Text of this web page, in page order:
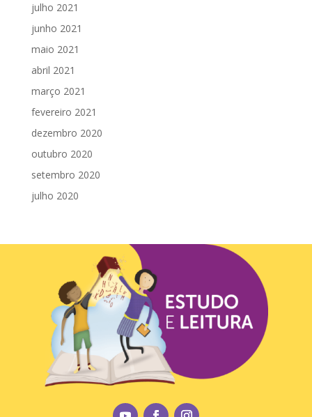
julho 2021
junho 2021
maio 2021
abril 2021
março 2021
fevereiro 2021
dezembro 2020
outubro 2020
setembro 2020
julho 2020